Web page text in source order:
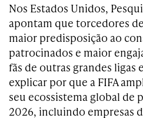
Nos Estados Unidos,
apontam que torcedores
maior predisposição ao
patrocinados e maior
fãs de outras grandes ligas
explicar por que a FIFA
seu ecossistema global de
2026, incluindo empresas